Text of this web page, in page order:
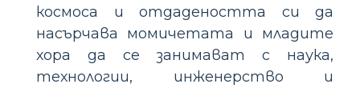
космоса и отдадеността си да
насърчава момичетата и младите
хора да се занимават с наука,
технологии, инженерство и